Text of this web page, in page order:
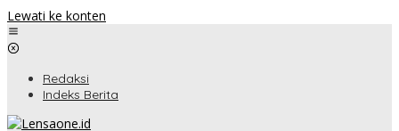
Lewati ke konten
Redaksi
Indeks Berita